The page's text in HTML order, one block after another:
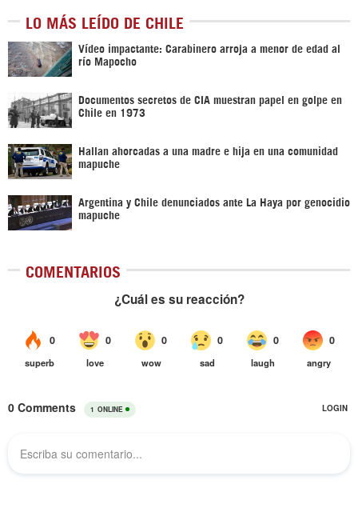
LO MÁS LEÍDO DE CHILE
Vídeo impactante: Carabinero arroja a menor de edad al
río Mapocho
Documentos secretos de CIA muestran papel en golpe en
Chile en 1973
Hallan ahorcadas a una madre e hija en una comunidad
mapuche
Argentina y Chile denunciados ante La Haya por genocidio
mapuche
COMENTARIOS